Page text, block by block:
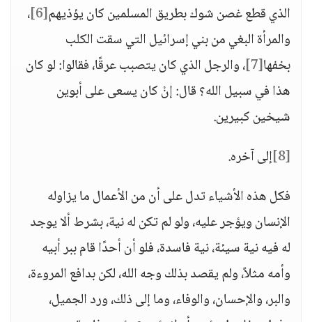
الذي قطع غصن شوك بطريق المسلمين كان يؤذيهم[6] ،
والمرأة البغي من بني إسرائيل التي سقت الكلب
بخفها[7] ، والرجل الذي كان يتصبب عرقًا، فقالوا: لو كان
هذا في سبيل الله؟ قال: إنْ كان يسعى على أبوين
شيخين كبيرين.
[8] إلى آخره.
فكل هذه الأشياء تدل على أن من الأعمال ما يزاوله
الإنسان ويؤجر عليه، ولو لم تكن له نية، بشرط ألا يوجد
له فيه نية سيئة، نية فاسدة، فلو أن أحدًا قام ببر أبيه
وأمه مثلاً، ولم يقصد بذلك وجه الله، لكن بدافع المروءة،
والبر، والإحسان، والوفاء، وما إلى ذلك، ورد الجميل،